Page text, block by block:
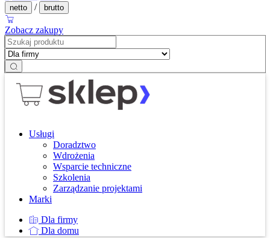
netto / brutto
Zobacz zakupy
Usługi
Doradztwo
Wdrożenia
Wsparcie techniczne
Szkolenia
Zarządzanie projektami
Marki
Dla firmy
Dla domu